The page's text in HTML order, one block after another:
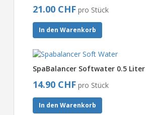
21.00 CHF pro Stück
In den Warenkorb
SpaBalancer Softwater 0.5 Liter
14.90 CHF pro Stück
In den Warenkorb